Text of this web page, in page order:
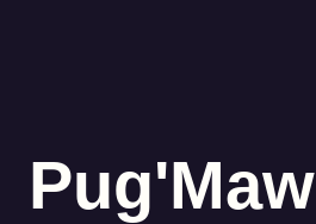
Pug'Maw